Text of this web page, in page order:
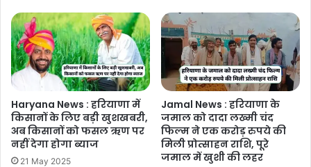
Haryana News : हरियाणा में
किसानों के लिए बड़ी खुशखबरी,
अब किसानों को फसल ऋण पर
नहीं देगा होगा ब्याज
21 May 2025
Jamal News : हरियाणा के
जमाल को दादा लख्मी चंद
फिल्म ने एक करोड़ रुपये की
मिली प्रोत्साहन राशि, पूरे
जमाल में खुशी की लहर